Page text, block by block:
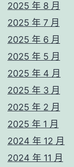
2025 年 8 月
2025 年 7 月
2025 年 6 月
2025 年 5 月
2025 年 4 月
2025 年 3 月
2025 年 2 月
2025 年 1 月
2024 年 12 月
2024 年 11 月